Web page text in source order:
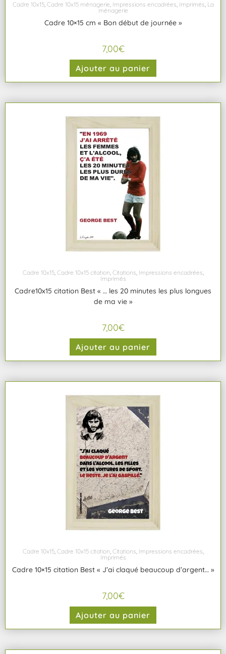
Cadre 10x15, Cadre 10x15 ménagerie, Impressions encadrées, Imprimés, La
ménagerie
Cadre 10×15 cm « Bon début de journée »
7,00€
Ajouter au panier
Cadre 10x15, Cadre 10x15 citation, Citations, Impressions encadrées,
Imprimés
Cadre10x15 citation Best « … les 20 minutes les plus longues
de ma vie »
7,00€
Ajouter au panier
Cadre 10x15, Cadre 10x15 citation, Citations, Impressions encadrées,
Imprimés
Cadre 10×15 citation Best « J’ai claqué beaucoup d’argent… »
7,00€
Ajouter au panier